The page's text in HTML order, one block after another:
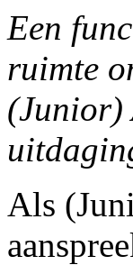
Een
ruimte
(Junior)
Als